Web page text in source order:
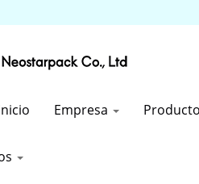
Empresa